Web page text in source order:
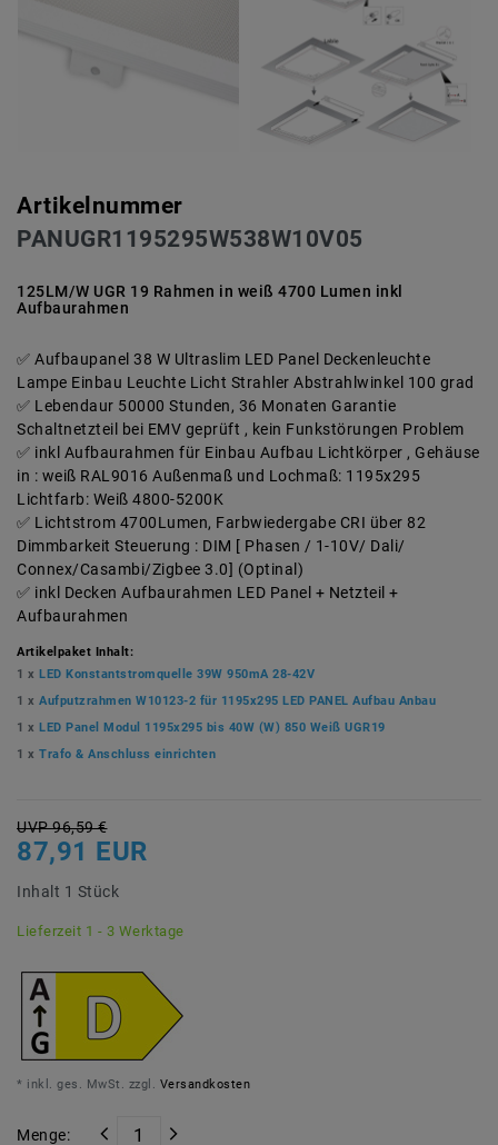
Artikelnummer
PANUGR1195295W538W10V05
125LM/W UGR 19 Rahmen in weiß 4700 Lumen inkl
Aufbaurahmen
Aufbaupanel 38 W Ultraslim LED Panel Deckenleuchte
Lampe Einbau Leuchte Licht Strahler Abstrahlwinkel 100 grad
Lebendaur 50000 Stunden, 36 Monaten Garantie
Schaltnetzteil bei EMV geprüft , kein Funkstörungen Problem
inkl Aufbaurahmen für Einbau Aufbau Lichtkörper , Gehäuse
in : weiß RAL9016 Außenmaß und Lochmaß: 1195x295
Lichtfarb: Weiß 4800-5200K
Lichtstrom 4700Lumen, Farbwiedergabe CRI über 82
Dimmbarkeit Steuerung : DIM [ Phasen / 1-10V/ Dali/
Connex/Casambi/Zigbee 3.0] (Optinal)
inkl Decken Aufbaurahmen LED Panel + Netzteil +
Aufbaurahmen
Artikelpaket Inhalt:
1 x LED Konstantstromquelle 39W 950mA 28-42V
1 x Aufputzrahmen W10123-2 für 1195x295 LED PANEL Aufbau Anbau
1 x LED Panel Modul 1195x295 bis 40W (W) 850 Weiß UGR19
1 x Trafo & Anschluss einrichten
UVP 96,59 €
87,91 EUR
Inhalt 1 Stück
Lieferzeit 1 - 3 Werktage
* inkl. ges. MwSt. zzgl. Versandkosten
Menge: